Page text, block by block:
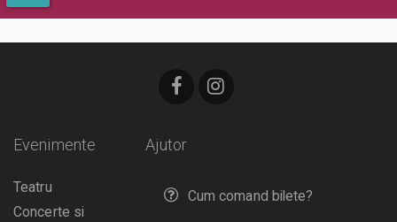
Ajutor
Cum comand bilete?
Evenimente
Teatru
Concerte si